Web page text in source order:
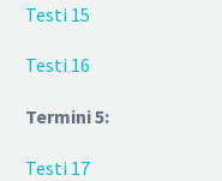
Testi 15
Testi 16
Termini 5:
Testi 17